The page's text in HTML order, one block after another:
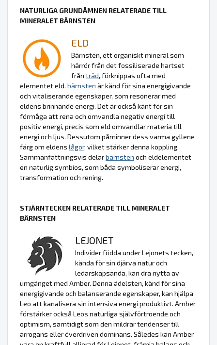
NATURLIGA GRUNDÄMNEN RELATERADE TILL
MINERALET BÄRNSTEN
ELD
Bärnsten, ett organiskt mineral som
härrör från det fossiliserade hartset
från träd, förknippas ofta med
elementet eld. bärnsten är känd för sina energigivande
och vitaliserande egenskaper, som resonerar med
eldens brinnande energi. Det är också känt för sin
förmåga att rena och omvandla negativ energi till
positiv energi, precis som eld omvandlar materia till
energi och ljus. Dessutom påminner dess varma gyllene
färg om eldens lågor, vilket stärker denna koppling.
Sammanfattningsvis delarbärnsten och eldelementet
en naturlig symbios, som båda symboliserar energi,
transformation och rening.
STJÄRNTECKEN RELATERADE TILL MINERALET
BÄRNSTEN
LEJONET
Individer födda under Lejonets tecken,
kända för sin djärva natur och
ledarskapsanda, kan dra nytta av
umgänget med Amber. Denna ädelsten, känd för sina
energigivande och balanserande egenskaper, kan hjälpa
Leo att kanalisera sin intensiva energi produktivt. Amber
förstärker också Leos naturliga självförtroende och
optimism, samtidigt som den mildrar tendenser till
arrogans eller överdriven dominans. Således kan Amber